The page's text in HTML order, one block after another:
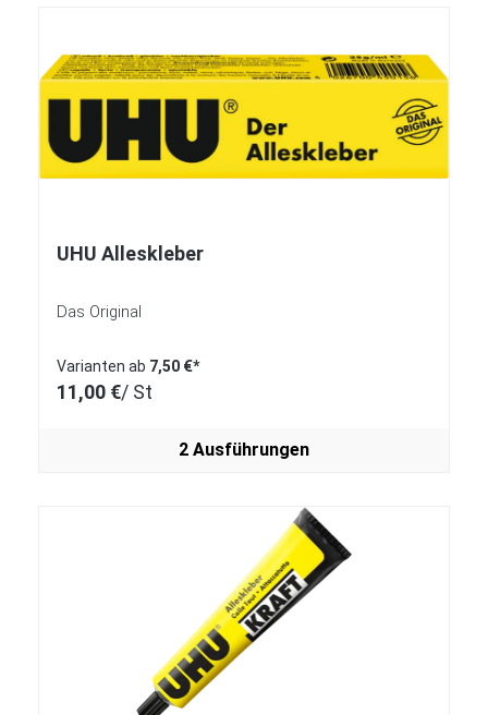
UHU Alleskleber
Das Original
Varianten ab 7,50 €*
11,00 €/ St
2 Ausführungen